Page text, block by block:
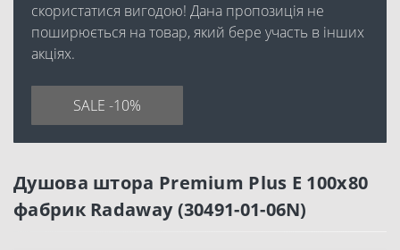
скористатися вигодою! Дана пропозиція не
поширюється на товар, який бере участь в інших
акціях.
SALE -10%
Душова штора Premium Plus Е 100x80
фабрик Radaway (30491-01-06N)